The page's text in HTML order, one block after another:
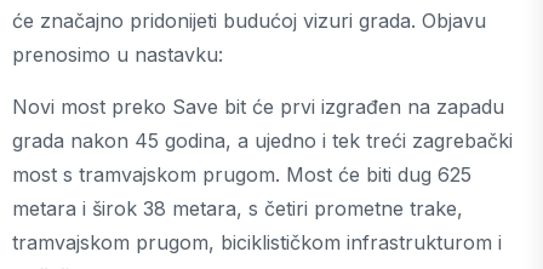
će značajno pridonijeti budućoj vizuri grada. Objavu
prenosimo u nastavku:
Novi most preko Save bit će prvi izgrađen na zapadu
grada nakon 45 godina, a ujedno i tek treći zagrebački
most s tramvajskom prugom. Most će biti dug 625
metara i širok 38 metara, s četiri prometne trake,
tramvajskom prugom, biciklističkom infrastrukturom i